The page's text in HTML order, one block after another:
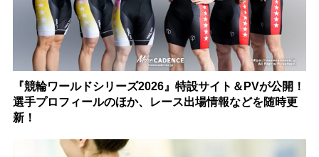
『競輪ワールドシリーズ2026』特設サイト＆PVが公開！
選手プロフィールのほか、レース出場情報などを随時更
新！